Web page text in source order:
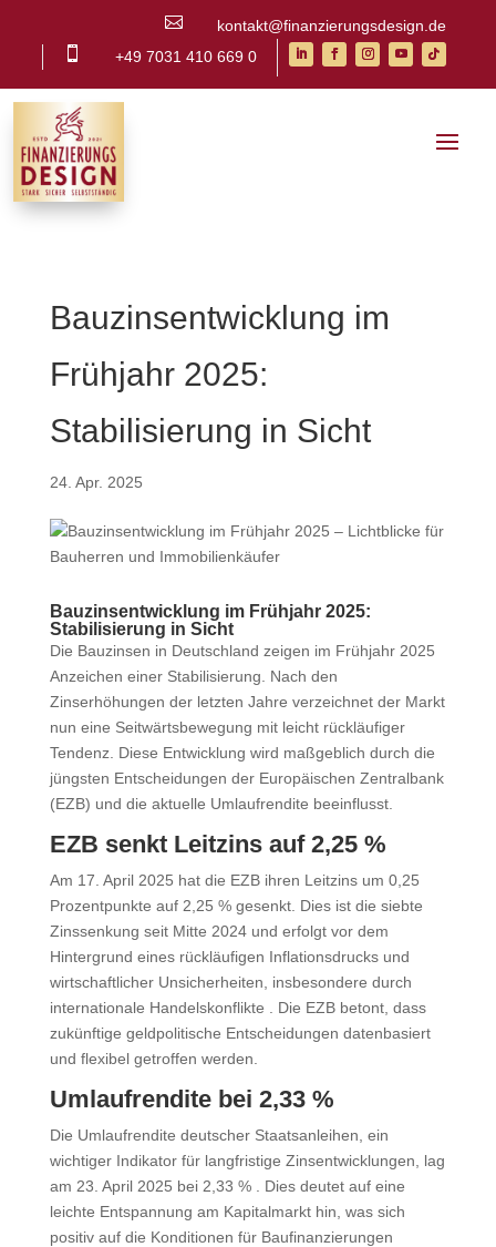

kontakt@finanzierungsdesign.de

+49 7031 410 669 0
Bauzinsentwicklung im
Frühjahr 2025:
Stabilisierung in Sicht
24. Apr. 2025
Bauzinsentwicklung im Frühjahr 2025:
Stabilisierung in Sicht
Die Bauzinsen in Deutschland zeigen im Frühjahr 2025
Anzeichen einer Stabilisierung. Nach den
Zinserhöhungen der letzten Jahre verzeichnet der Markt
nun eine Seitwärtsbewegung mit leicht rückläufiger
Tendenz. Diese Entwicklung wird maßgeblich durch die
jüngsten Entscheidungen der Europäischen Zentralbank
(EZB) und die aktuelle Umlaufrendite beeinflusst.​
EZB senkt Leitzins auf 2,25 %
Am 17. April 2025 hat die EZB ihren Leitzins um 0,25
Prozentpunkte auf 2,25 % gesenkt. Dies ist die siebte
Zinssenkung seit Mitte 2024 und erfolgt vor dem
Hintergrund eines rückläufigen Inflationsdrucks und
wirtschaftlicher Unsicherheiten, insbesondere durch
internationale Handelskonflikte
Die EZB betont, dass
zukünftige geldpolitische Entscheidungen datenbasiert
und flexibel getroffen werden.
Umlaufrendite bei 2,33 %
Die Umlaufrendite deutscher Staatsanleihen, ein
wichtiger Indikator für langfristige Zinsentwicklungen, lag
am 23. April 2025 bei 2,33 %. Dies deutet auf eine
leichte Entspannung am Kapitalmarkt hin, was sich
positiv auf die Konditionen für Baufinanzierungen